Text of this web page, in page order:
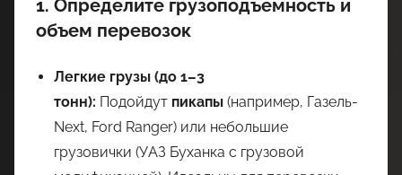
1. Определите грузоподъемность и
объем перевозок
Легкие грузы (до 1–3
тонн): Подойдут пикапы (например, Газель-
Next, Ford Ranger) или небольшие
грузовички (УАЗ Буханка с грузовой